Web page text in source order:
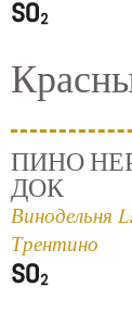
ПИНО
ДОК
Винодельня
Трентино